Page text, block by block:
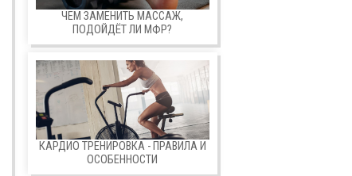
ЧЕМ ЗАМЕНИТЬ МАССАЖ,
ПОДОЙДЁТ ЛИ МФР?
КАРДИО ТРЕНИРОВКА - ПРАВИЛА И
ОСОБЕННОСТИ